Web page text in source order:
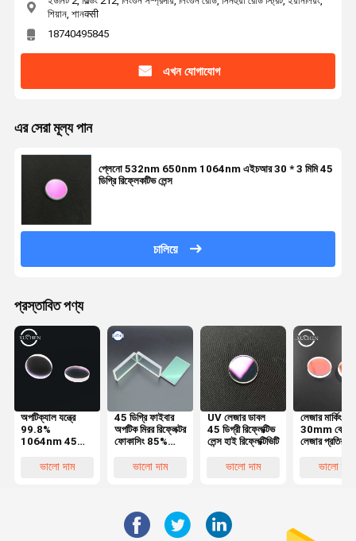
শিয়ান, শানक्सी
18740495845
এখন যোগাযোগ
এর সেরা মূল্য পান
প্লেনো 532nm 650nm 1064nm এইচআর 30 * 3 মিমি 45
ডিগ্রি রিফ্লেকটিভ লেন্স
চালিয়ে
প্রস্তাবিত পণ্য
অপটিক্যাল যন্ত্রে
99.8%
1064nm 45
ভালো দাম
45 ডিগ্রি ফাইবার
অপটিক মিরর রিফ্লেক্টর
ফোকাসিং 85%
ভালো দাম
UV লেজার ডাবল
45 ডিগ্রী রিফ্লেক্টিভ
লেন্স হাই রিফ্লেক্টিভিটি
ভালো দাম
লেজার মার্কিং
30mm
লেজার
ভালো দাম